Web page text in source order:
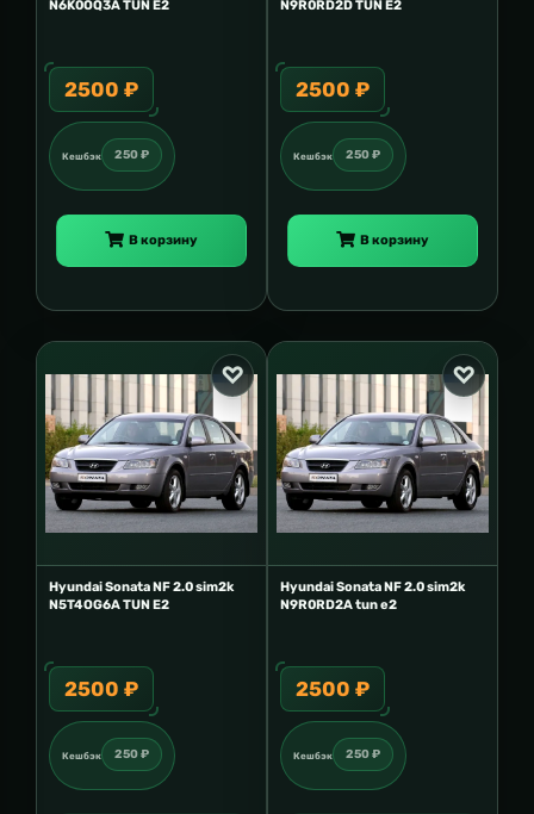
N6K0OQ3A TUN E2
2500 ₽
Кешбэк 250 ₽
В корзину
N9R0RD2D TUN E2
2500 ₽
Кешбэк 250 ₽
В корзину
Hyundai Sonata NF 2.0 sim2k
N5T4OG6A TUN E2
2500 ₽
Кешбэк 250 ₽
Hyundai Sonata NF 2.0 sim2k
N9R0RD2A tun e2
2500 ₽
Кешбэк 250 ₽